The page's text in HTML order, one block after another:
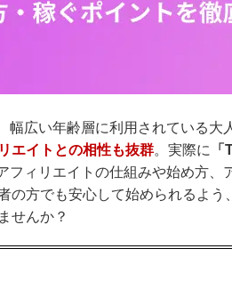
幅広い年齢層に利用されている
エイトとの相性も抜群。実際に
フィリエイトの仕組みや始め方
の方でも安心して始められるよ
せんか？